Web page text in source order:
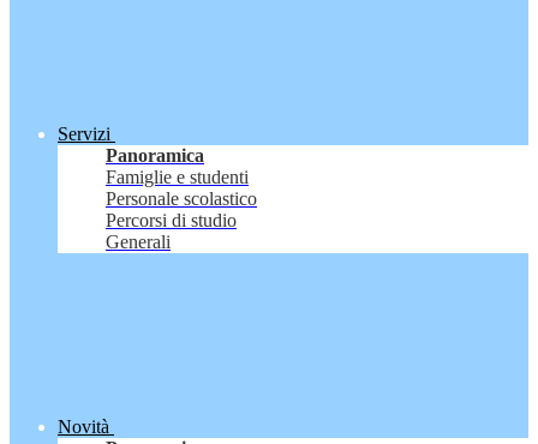
Servizi
Panoramica
Famiglie e studenti
Personale scolastico
Percorsi di studio
Generali
Novità